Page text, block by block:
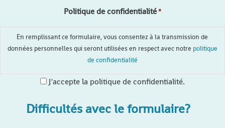
Politique de confidentialité*
En remplissant ce formulaire, vous consentez à la transmission de
données personnelles qui seront utilisées en respect avec notre politique
de confidentialité
J'accepte la politique de confidentialité.
Difficultés avec le formulaire?